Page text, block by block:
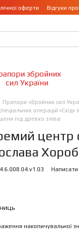
оферти Відгуки
збройних
сил України
Прапори збройних сил
операцій
під древко зліва
центр
Написати
накопичувальної